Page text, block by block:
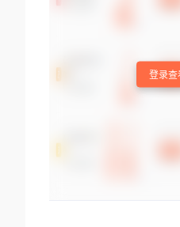
登录查